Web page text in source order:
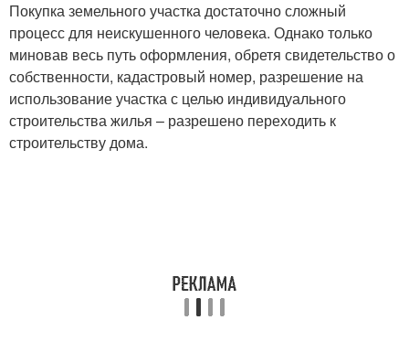
Покупка земельного участка достаточно сложный
процесс для неискушенного человека. Однако только
миновав весь путь оформления, обретя свидетельство о
собственности, кадастровый номер, разрешение на
использование участка с целью индивидуального
строительства жилья – разрешено переходить к
строительству дома.